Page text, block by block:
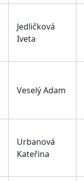
Jedličková
Iveta
Veselý Adam
Urbanová
Kateřina